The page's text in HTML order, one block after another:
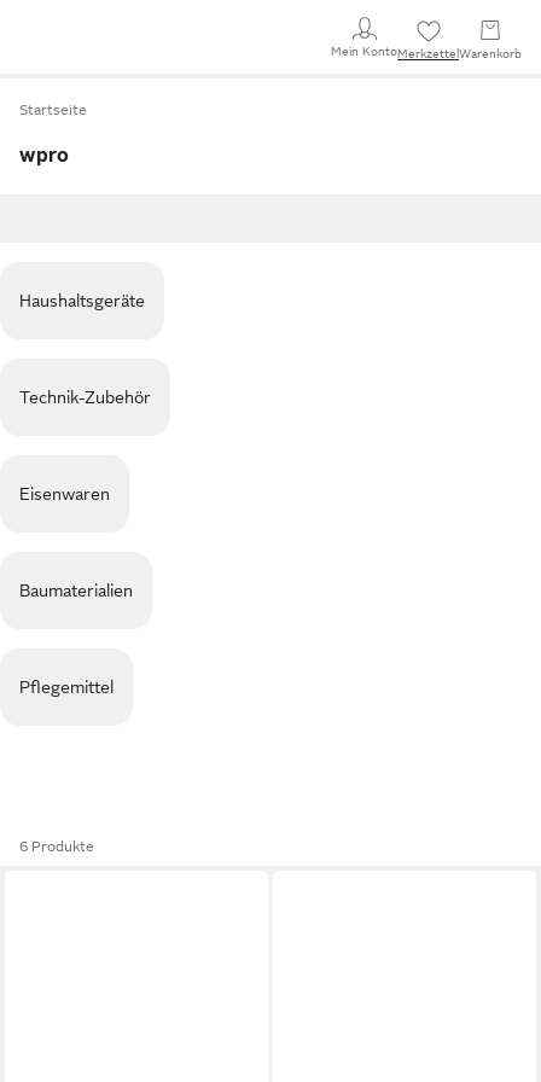
Mein KontoMerkzettel Warenkorb
Startseite
wpro
Haushaltsgeräte
Technik-Zubehör
Eisenwaren
Baumaterialien
Pflegemittel
6 Produkte